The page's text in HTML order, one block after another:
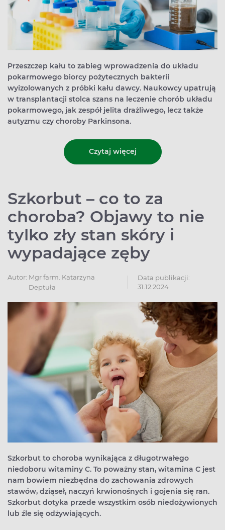
Przeszczep kału to zabieg wprowadzenia do układu
pokarmowego biorcy pożytecznych bakterii
wyizolowanych z próbki kału dawcy. Naukowcy upatrują
w transplantacji stolca szans na leczenie chorób układu
pokarmowego, jak zespół jelita drażliwego, lecz także
autyzmu czy choroby Parkinsona.
Czytaj więcej
Szkorbut – co to za
choroba? Objawy to nie
tylko zły stan skóry i
wypadające zęby
Autor: Mgr farm. Katarzyna
Deptuła
Data publikacji:
31.12.2024
Szkorbut to choroba wynikająca z długotrwałego
niedoboru witaminy C. To poważny stan, witamina C jest
nam bowiem niezbędna do zachowania zdrowych
stawów, dziąseł, naczyń krwionośnych i gojenia się ran.
Szkorbut dotyka przede wszystkim osób niedożywionych
lub źle się odżywiających.